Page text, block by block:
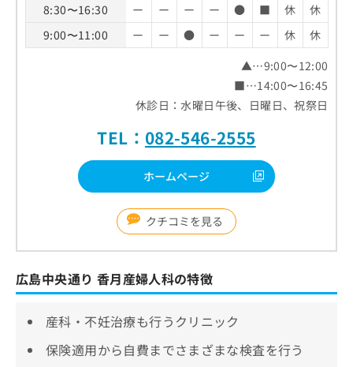
8:30〜16:30
ー ー ー ー ● ■ 休
休
9:00〜11:00
ー ー ● ー ー ー 休
休
▲…9:00〜12:00
■…14:00〜16:45
休診日：水曜日午後、日曜日、祝祭日
TEL： 082-546-2555
ホームページ
クチコミを見る
広島中央通り 香月産婦人科の特徴
産科・不妊治療も行うクリニック
保険適用から自費までさまざまな検査を行う